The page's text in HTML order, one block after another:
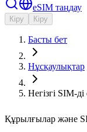
eSIM таңдау
Кіру Кіру
Басты бет
Нұсқаулықтар
Негізгі SIM-
Құрылғылар және